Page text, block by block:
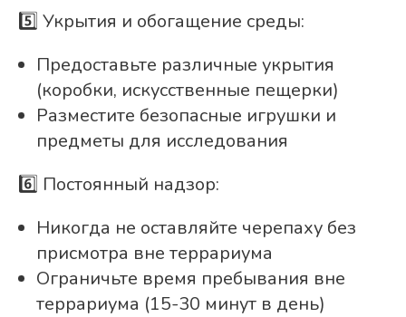
5️⃣ Укрытия и обогащение среды:
Предоставьте различные укрытия
(коробки, искусственные пещерки)
Разместите безопасные игрушки и
предметы для исследования
6️⃣ Постоянный надзор:
Никогда не оставляйте черепаху без
присмотра вне террариума
Ограничьте время пребывания вне
террариума (15-30 минут в день)